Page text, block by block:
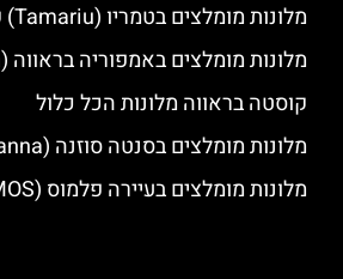
מלונות מומלצים בטמריו (Tamariu) קוסטה בראווה
מלונות מומלצים באמפוריה בראווה (Empuriabrava)
קוסטה בראווה מלונות הכל כלול
מלונות מומלצים בסנטה סוזנה (Santa Susanna)
מלונות מומלצים בעיירה פלמוס (PALAMOS)